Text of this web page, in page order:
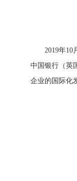
2019年10
中国银行（英
企业的国际化